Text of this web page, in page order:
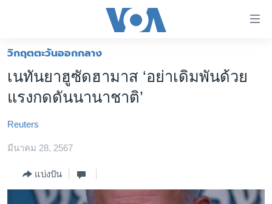
ต่อ
ไป
เนื้อหา
ข้าม
ไป
ข้าม
โลก
เอเชีย
สหรัฐฯ
ไทย
ธุรกิจ
วิทยาศาสตร์
วิกฤตตะวันออกกลาง
เนทันยาฮูซัดฮามาส ‘อย่าเดิมพันด้วย
แรงกดดันนานาชาติ’
Reuters
มีนาคม 28, 2567
แบ่งปัน